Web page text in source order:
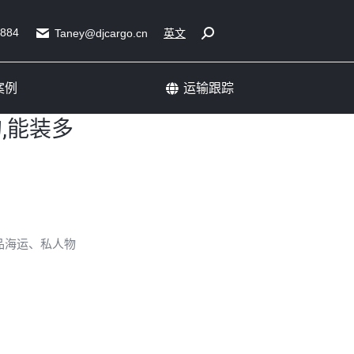
Taney@djcargo.cn 英文 Search:
运输跟踪
装多
海运、私人物
运输成功案例